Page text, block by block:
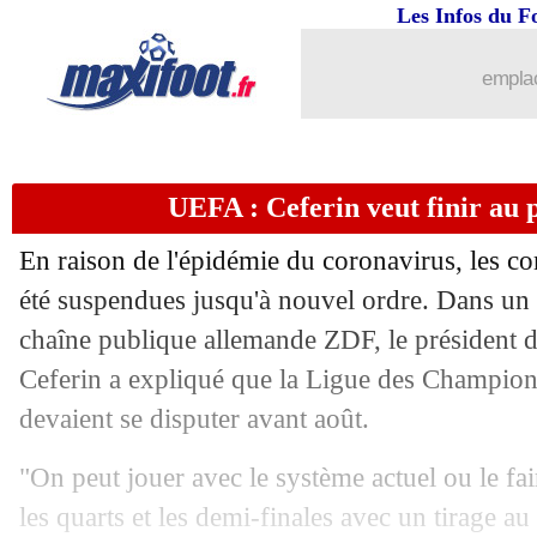
Les Infos du
UEFA : Ceferin veut finir au
En raison de l'épidémie du coronavirus, les
été suspendues jusqu'à nouvel ordre. Dans
chaîne publique allemande ZDF, le président
Ceferin a expliqué que la Ligue des
devaient se disputer avant août.
"On peut jouer avec le système actuel ou le
les quarts et les demi-finales avec un tirage
: un Canari a bluffé Gourcuff
05/04 Coronavirus: Rooney tacle les
: M'Vila se livre sur la méthode
05/04 L1: les vérités de Caïazzo sur la
05/04 Real: Lunin veut revenir et s'imposer
05/04 Monaco: Neymar, Baldé encourage
05/04 Tottenham: le PSG surveille